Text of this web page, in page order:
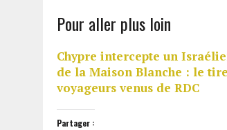
Pour aller plus loin
Chypre intercepte un
de la Maison Blanche : le
voyageurs venus de RDC
Partager :